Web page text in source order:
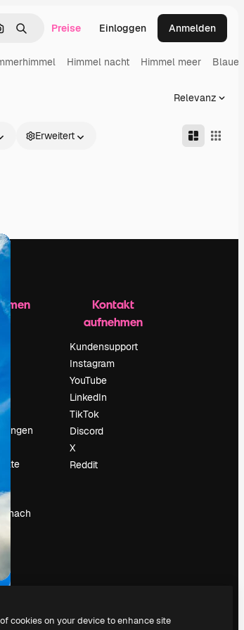
Bild suchen
SuchenPreise Einloggen Anmelden
Himmel nacht Himmel meer
Relevanz
Erweitert
nach
Kontakt
aufnehmen
Kundensupport
Instagram
YouTube
LinkedIn
TikTok
Discord
X
Reddit
cookies on your device to enhance site